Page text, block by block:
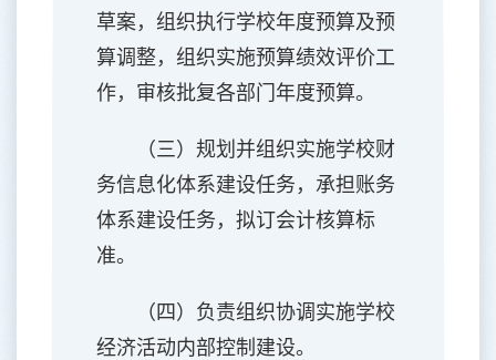
草案，组织执行学校年度预算及预
算调整，组织实施预算绩效评价工
作，审核批复各部门年度预算。
（三）规划并组织实施学校财
务信息化体系建设任务，承担账务
体系建设任务，拟订会计核算标
准。
（四）负责组织协调实施学校
经济活动内部控制建设。